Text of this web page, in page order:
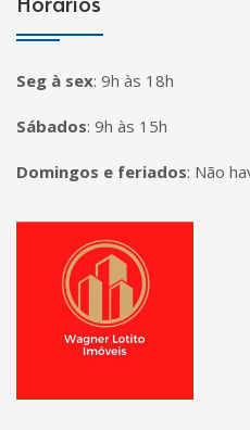
Seg à sex: 9h às 18h
Sábados: 9h às 15h
Domingos e feriados: Não
Página inicial